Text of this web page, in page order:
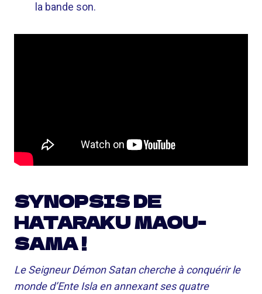
la bande son.
SYNOPSIS DE
HATARAKU MAOU-
SAMA !
Le Seigneur Démon Satan cherche à conquérir le
monde d’Ente Isla en annexant ses quatre